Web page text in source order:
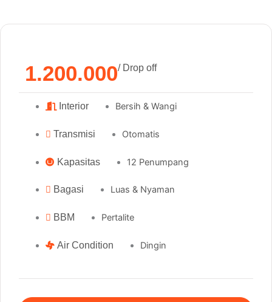
1.200.000/ Drop off
Interior Bersih & Wangi
Transmisi Otomatis
Kapasitas 12 Penumpang
Bagasi Luas & Nyaman
BBM Pertalite
Air Condition Dingin